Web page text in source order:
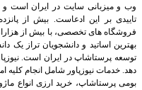
وب و میزبانی سایت در ایران است و
تاییدی بر این ادعاست. بیش از
فروشگاه های تخصصی، با بیش از
بهترین اساتید و دانشجویان تراز یک
توسعه پرستاشاپ در ایران است.
دهد. خدمات نیوزپاور شامل انجام
بومی پرستاشاپ، خرید ارزی انواع